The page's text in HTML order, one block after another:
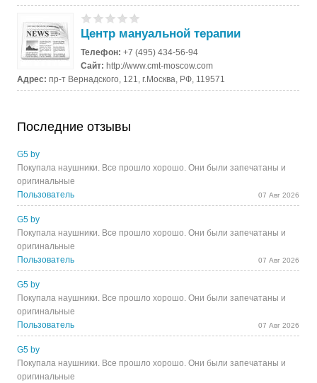
Центр мануальной терапии
Телефон:+7 (495) 434-56-94
Сайт:http://www.cmt-moscow.com
Адрес:пр-т Вернадского, 121, г.Москва, РФ, 119571
Последние отзывы
G5 by
Покупала наушники. Все прошло хорошо. Они были запечатаны и
оригинальные
Пользователь
07 Авг 2026
G5 by
Покупала наушники. Все прошло хорошо. Они были запечатаны и
оригинальные
Пользователь
07 Авг 2026
G5 by
Покупала наушники. Все прошло хорошо. Они были запечатаны и
оригинальные
Пользователь
07 Авг 2026
G5 by
Покупала наушники. Все прошло хорошо. Они были запечатаны и
оригинальные